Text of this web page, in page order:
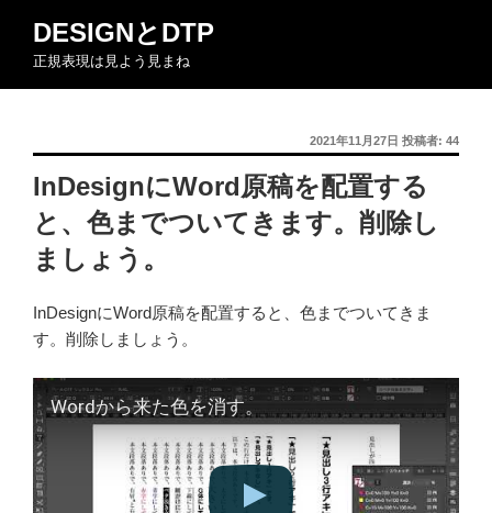
ン
DESIGNとDTP
正規表現は見よう見まね
投
稿
日:
2021年11月27日 投稿者: 44
InDesignにWord原稿を配置する
と、色までついてきます。削除し
ましょう。
InDesignにWord原稿を配置すると、色までついてきま
す。削除しましょう。
Wordから来た色を消す。